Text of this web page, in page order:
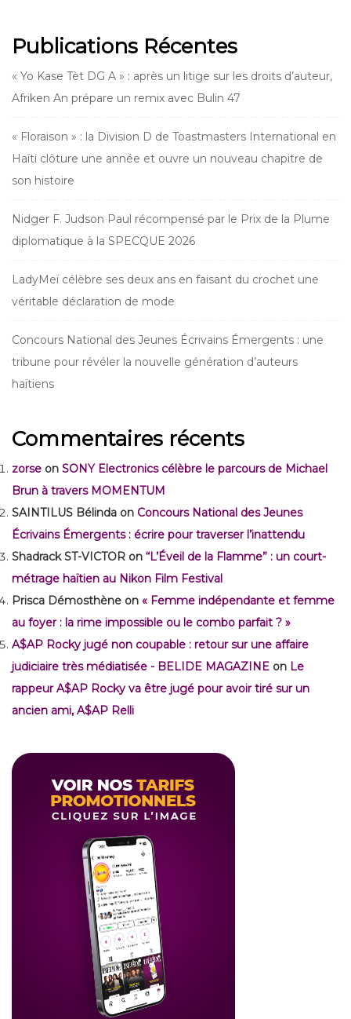
Publications Récentes
« Yo Kase Tèt DG A » : après un litige sur les droits d’auteur,
Afriken An prépare un remix avec Bulin 47
« Floraison » : la Division D de Toastmasters International en
Haïti clôture une année et ouvre un nouveau chapitre de
son histoire
Nidger F. Judson Paul récompensé par le Prix de la Plume
diplomatique à la SPECQUE 2026
LadyMeï célèbre ses deux ans en faisant du crochet une
véritable déclaration de mode
Concours National des Jeunes Écrivains Émergents : une
tribune pour révéler la nouvelle génération d’auteurs
haïtiens
Commentaires récents
zorse on SONY Electronics célèbre le parcours de Michael
Brun à travers MOMENTUM
SAINTILUS Bélinda on Concours National des Jeunes
Écrivains Émergents : écrire pour traverser l’inattendu
Shadrack ST-VICTOR on “L’Éveil de la Flamme” : un court-
métrage haïtien au Nikon Film Festival
Prisca Démosthène on « Femme indépendante et femme
au foyer : la rime impossible ou le combo parfait ? »
A$AP Rocky jugé non coupable : retour sur une affaire
judiciaire très médiatisée - BELIDE MAGAZINE on Le
rappeur A$AP Rocky va être jugé pour avoir tiré sur un
ancien ami, A$AP Relli